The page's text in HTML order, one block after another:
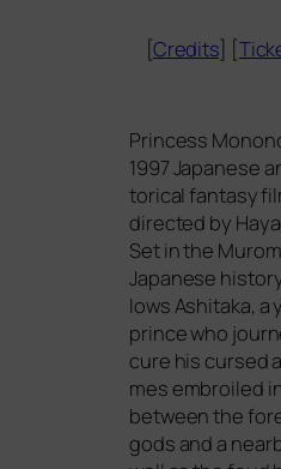
[Credits] [
Princess
1997 Japanese
to­ri­cal fan­ta­sy
direc­ted by
Set in the
Japanese
lows Ashitaka, a
prin­ce who
cure his cur­sed
mes embroi­led
bet­ween the
gods and a